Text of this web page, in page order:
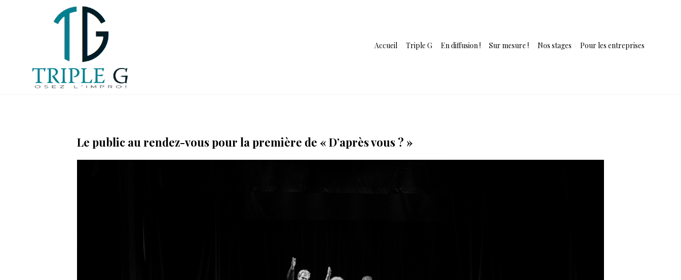
Accueil Triple G En diffusion ! Sur mesure ! Nos stages Pour les entreprises
Le public au rendez-vous pour la première de « D’après vous ? »